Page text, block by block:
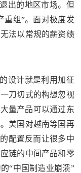
出的地区市场。但
重组”。面对极度发
法以常规的薪资绩
设计就是利用加征
刀切式的构想忽视
量产品可以通过东
美国对越南等国再
配置反而让很多中
链的中间产品和零
“中国制造业崩溃”